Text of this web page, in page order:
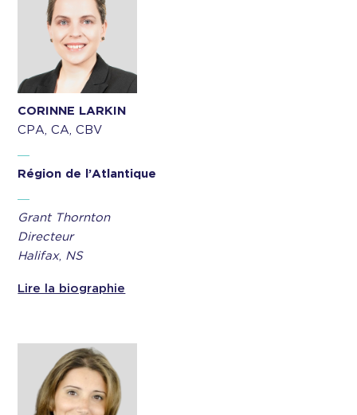
CORINNE LARKIN
CPA, CA, CBV
Région de l’Atlantique
Grant Thornton
Directeur
Halifax, NS
Lire la biographie